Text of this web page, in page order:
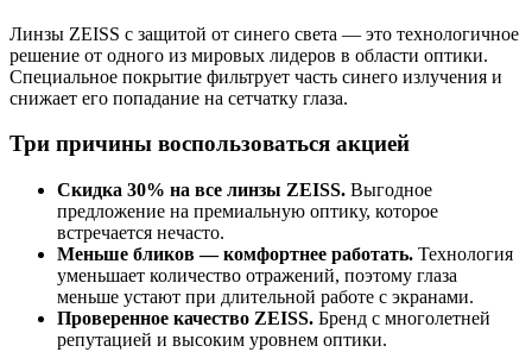
Линзы ZEISS с защитой от синего света — это технологичное
решение от одного из мировых лидеров в области оптики.
Специальное покрытие фильтрует часть синего излучения и
снижает его попадание на сетчатку глаза.
Три причины воспользоваться акцией
Скидка 30% на все линзы ZEISS. Выгодное
предложение на премиальную оптику, которое
встречается нечасто.
Меньше бликов — комфортнее работать. Технология
уменьшает количество отражений, поэтому глаза
меньше устают при длительной работе с экранами.
Проверенное качество ZEISS. Бренд с многолетней
репутацией и высоким уровнем оптики.